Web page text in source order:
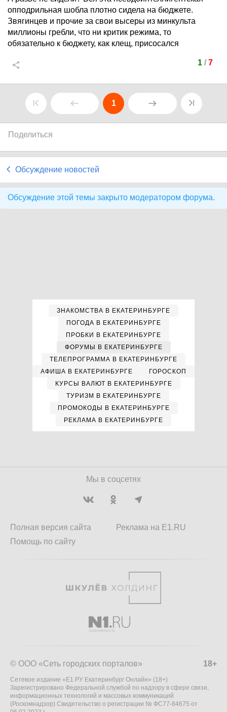
опподрильная шобла плотно сидела на бюджете.
Звягинцев и прочие за свои высеры из минкульта
миллионы гребли, что ни критик режима, то
обязательно к бюджету, как клещ, присосался
1/ 7
1
Поделиться
Обсуждение новостей
Обсуждение этой темы закрыто модератором форума.
ЗНАКОМСТВА В ЕКАТЕРИНБУРГЕ
ПОГОДА В ЕКАТЕРИНБУРГЕ
ПРОБКИ В ЕКАТЕРИНБУРГЕ
ФОРУМЫ В ЕКАТЕРИНБУРГЕ
ТЕЛЕПРОГРАММА В ЕКАТЕРИНБУРГЕ
АФИША В ЕКАТЕРИНБУРГЕ
ГОРОСКОП
КУРСЫ ВАЛЮТ В ЕКАТЕРИНБУРГЕ
ТУРИЗМ В ЕКАТЕРИНБУРГЕ
ПРОМОКОДЫ В ЕКАТЕРИНБУРГЕ
РЕКЛАМА В ЕКАТЕРИНБУРГЕ
Мы в соцсетях
Полная версия сайта
Помощь по сайту
Реклама на E1.RU
18+
© ООО «Сеть городских порталов»
Сетевое издание «Е1.РУ Екатеринбург Онлайн» (18+)
Зарегистрировано Федеральной службой по надзору в сфере связи,
информационных технологий и массовых коммуникаций
(Роскомнадзор) Свидетельство о регистрации № ФС77-84675 от